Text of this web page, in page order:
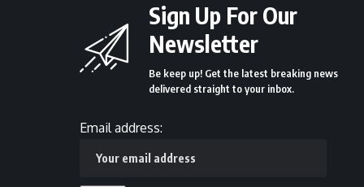
Sign Up For Our
Newsletter
Be keep up! Get the latest breaking news
delivered straight to your inbox.
Email address: